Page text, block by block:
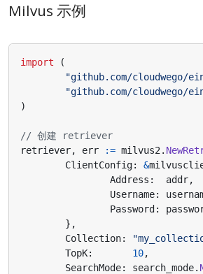
Milvus 示例
import
(
"github.com/cloudwego/
"github.com/cloudwego/
)
// 创建 retriever
retriever, err := milvus2 .
ClientConfig: &
Address : addr,
Username:
Password :
},
Collection:
TopK: 10,
SearchMode: search_mode.